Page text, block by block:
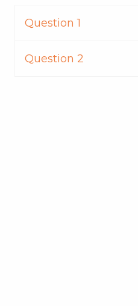
Question 1
Question 2